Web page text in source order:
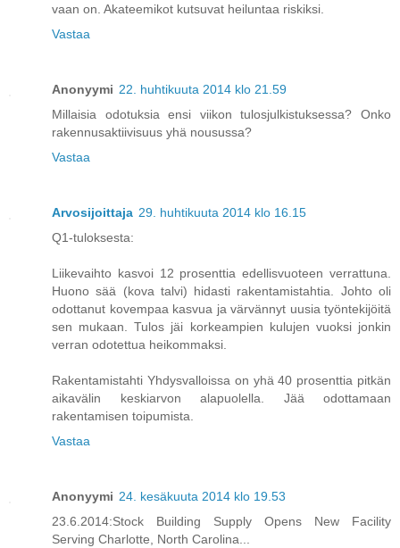
vaan on. Akateemikot kutsuvat heiluntaa riskiksi.
Vastaa
Anonyymi 22. huhtikuuta 2014 klo 21.59
Millaisia odotuksia ensi viikon tulosjulkistuksessa? Onko
rakennusaktiivisuus yhä nousussa?
Vastaa
Arvosijoittaja 29. huhtikuuta 2014 klo 16.15
Q1-tuloksesta:
Liikevaihto kasvoi 12 prosenttia edellisvuoteen verrattuna.
Huono sää (kova talvi) hidasti rakentamistahtia. Johto oli
odottanut kovempaa kasvua ja värvännyt uusia työntekijöitä
sen mukaan. Tulos jäi korkeampien kulujen vuoksi jonkin
verran odotettua heikommaksi.
Rakentamistahti Yhdysvalloissa on yhä 40 prosenttia pitkän
aikavälin keskiarvon alapuolella. Jää odottamaan
rakentamisen toipumista.
Vastaa
Anonyymi 24. kesäkuuta 2014 klo 19.53
23.6.2014:Stock Building Supply Opens New Facility
Serving Charlotte, North Carolina...